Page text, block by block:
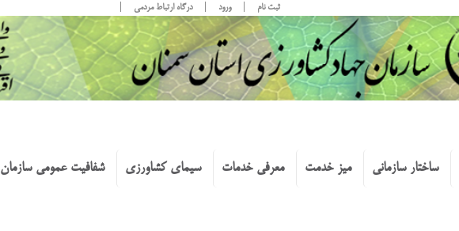
ثبت نام ورود درگاه ارتباط مردمی
ساختار سازمانی میز خدمت معرفی خدمات سیمای کشاورزی شفافیت عمومی سازمان